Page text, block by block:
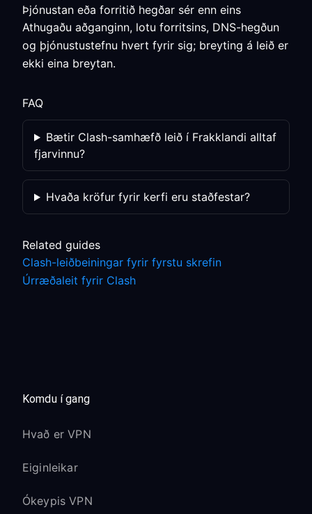
Þjónustan eða forritið hegðar sér enn eins
Athugaðu aðganginn, lotu forritsins, DNS-hegðun
og þjónustustefnu hvert fyrir sig; breyting á leið er
ekki eina breytan.
FAQ
Bætir Clash-samhæfð leið í Frakklandi alltaf
fjarvinnu?
Hvaða kröfur fyrir kerfi eru staðfestar?
Related guides
Clash-leiðbeiningar fyrir fyrstu skrefin
Úrræðaleit fyrir Clash
Komdu í gang
Hvað er VPN
Eiginleikar
Ókeypis VPN